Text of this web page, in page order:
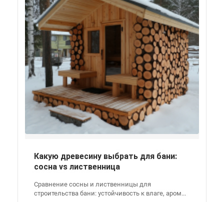
Какую древесину выбрать для бани:
сосна vs лиственница
Сравнение сосны и лиственницы для
строительства бани: устойчивость к влаге, аром...